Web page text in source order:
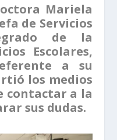
Mariela
de Servicios
de la
Escolares,
a su
los medios
contactar a la
sus dudas.